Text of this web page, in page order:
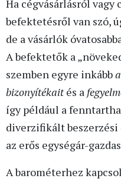
Ha cégvásárlásról vagy
befektetésről van szó,
de a vásárlók
A befektetők a
szemben egyre inkább
bizonyítékaités a
így például a
diverzifikált
az erős egységár-
A barométerhez